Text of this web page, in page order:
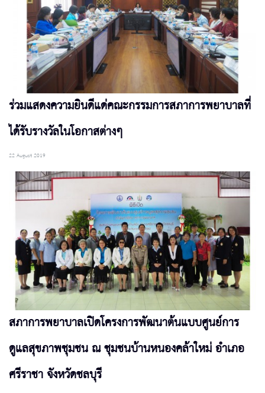
ร่วมแสดงความยินดีแด่คณะกรรมการสภาการพยาบาลที่
ได้รับรางวัลในโอกาสต่างๆ
22 August 2019
สภาการพยาบาลเปิดโครงการพัฒนาต้นแบบศูนย์การ
ดูแลสุขภาพชุมชน ณ ชุมชนบ้านหนองคล้าใหม่ อำเภอ
ศรีราชา จังหวัดชลบุรี